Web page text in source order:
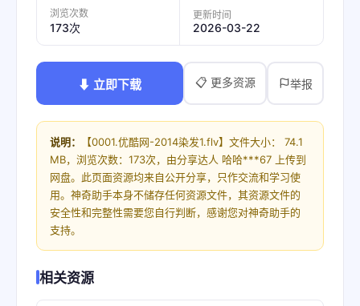
浏览次数
173次
更新时间
2026-03-22
⬇ 立即下载 📋 更多资源 举报
说明：
【0001.优酷网-2014染发1.flv】文件大小： 74.1
MB，浏览次数：173次，由分享达人 哈哈***67 上传到
网盘。此页面资源均来自公开分享，只作交流和学习使
用。神奇助手本身不储存任何资源文件，其资源文件的
安全性和完整性需要您自行判断，感谢您对神奇助手的
支持。
相关资源